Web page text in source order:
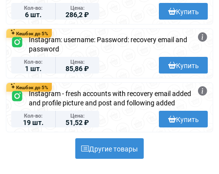
Кол-во
6 шт.
Цена
286,2 ₽ Купить
Кешбэк до 5%
Instagram: username: Password: recovery email and
password
Кол-во
1 шт.
Цена
85,86 ₽ Купить
Кешбэк до 5%
Instagram - fresh accounts with recovery email added
and profile picture and post and following added
Кол-во
19 шт.
Цена
51,52 ₽ Купить
Другие товары